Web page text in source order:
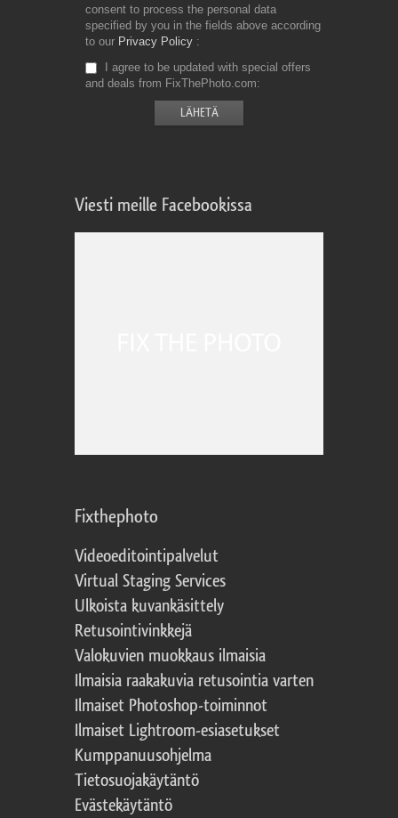
consent to process the personal data
specified by you in the fields above according
to our Privacy Policy
I agree to be updated with special offers
and deals from FixThePhoto.com
Viesti meille Facebookissa
Fixthephoto
Videoeditointipalvelut
Virtual Staging Services
Ulkoista kuvankäsittely
Retusointivinkkejä
Valokuvien muokkaus ilmaisia
Ilmaisia raakakuvia retusointia varten
Ilmaiset Photoshop-toiminnot
Ilmaiset Lightroom-esiasetukset
Kumppanuusohjelma
Tietosuojakäytäntö
Evästekäytäntö